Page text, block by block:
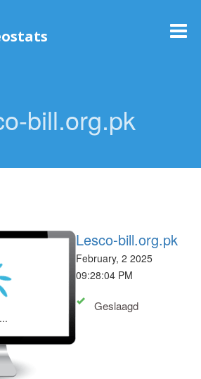
bill.org.pk
Lesco-bill.org.pk
February, 2 2025
09:28:04 PM
Geslaagd